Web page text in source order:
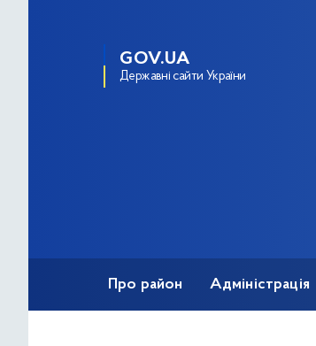
GOV.UA
Державні сайти України
Про район Адміністрація